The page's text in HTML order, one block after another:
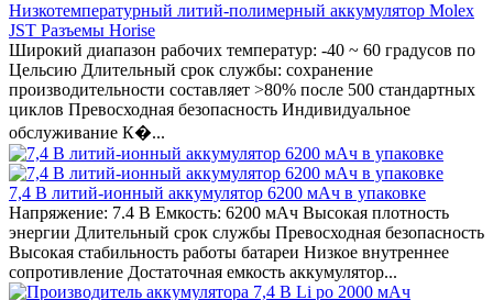
Низкотемпературный литий-полимерный аккумулятор Molex
JST Разъемы Horise
Широкий диапазон рабочих температур: -40 ~ 60 градусов по
Цельсию Длительный срок службы: сохранение
производительности составляет >80% после 500 стандартных
циклов Превосходная безопасность Индивидуальное
обслуживание К�...
7,4 В литий-ионный аккумулятор 6200 мАч в упаковке
Напряжение: 7.4 В Емкость: 6200 мАч Высокая плотность
энергии Длительный срок службы Превосходная безопасность
Высокая стабильность работы батареи Низкое внутреннее
сопротивление Достаточная емкость аккумулятор...